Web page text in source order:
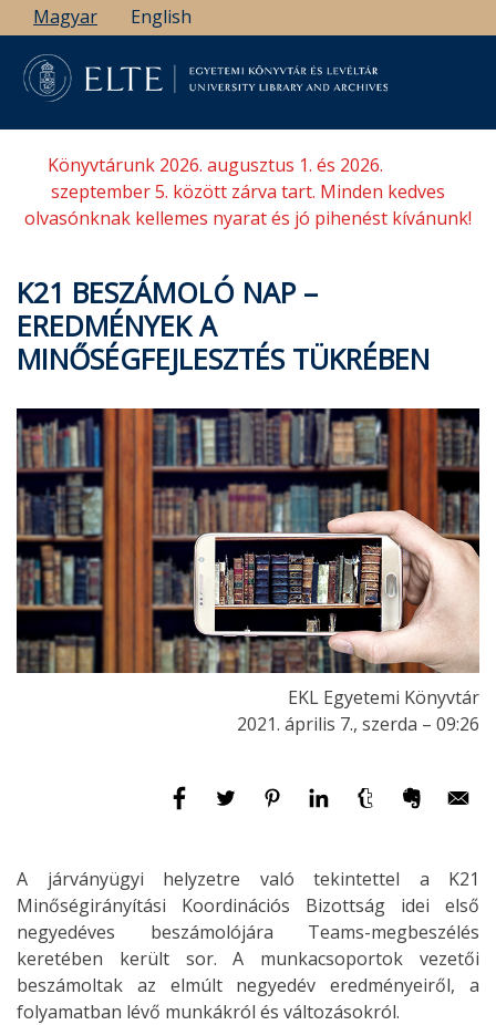
Ugrás
a
tartalomra
Magyar English
Könyvtárunk 2026. augusztus 1. és 2026.
szeptember 5. között zárva tart. Minden kedves
olvasónknak kellemes nyarat és jó pihenést kívánunk!
K21 BESZÁMOLÓ NAP –
EREDMÉNYEK A
MINŐSÉGFEJLESZTÉS TÜKRÉBEN
EKL Egyetemi Könyvtár
2021. április 7., szerda – 09:26
A járványügyi helyzetre való tekintettel a K21
Minőségirányítási Koordinációs Bizottság idei első
negyedéves beszámolójára Teams-megbeszélés
keretében került sor. A munkacsoportok vezetői
beszámoltak az elmúlt negyedév eredményeiről, a
folyamatban lévő munkákról és változásokról.